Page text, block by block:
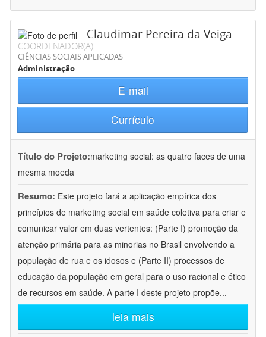
Claudimar Pereira da Veiga
COORDENADOR(A)
CIÊNCIAS SOCIAIS APLICADAS
Administração
E-mail
Currículo
Título do Projeto:marketing social: as quatro faces de uma
mesma moeda
Resumo: Este projeto fará a aplicação empírica dos
princípios de marketing social em saúde coletiva para criar e
comunicar valor em duas vertentes: (Parte I) promoção da
atenção primária para as minorias no Brasil envolvendo a
população de rua e os idosos e (Parte II) processos de
educação da população em geral para o uso racional e ético
de recursos em saúde. A parte I deste projeto propõe...
leia mais